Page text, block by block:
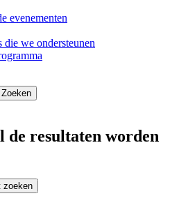
evenementen
die we ondersteunen
resultaten worden
zoeken